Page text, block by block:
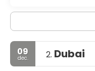
09
dec. 2. Dubai